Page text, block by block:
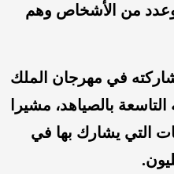
وعدد من الأشخاص وهم
في مهرجان الملك
بالصياهد، مشيرا
التي يشارك بها في